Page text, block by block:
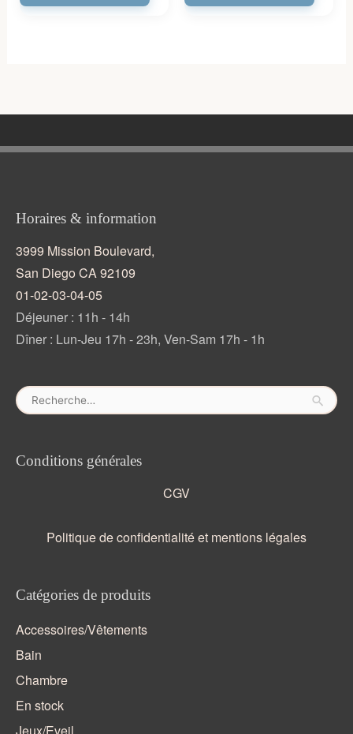
Horaires & information
3999 Mission Boulevard,
San Diego CA 92109
01-02-03-04-05
Déjeuner : 11h - 14h
Dîner : Lun-Jeu 17h - 23h, Ven-Sam 17h - 1h
Rechercher :
Conditions générales
CGV
Politique de confidentialité et mentions légales
Catégories de produits
Accessoires/Vêtements
Bain
Chambre
En stock
Jeux/Eveil